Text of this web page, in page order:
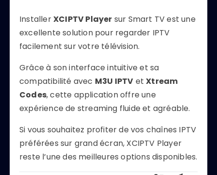
InstallerXCIPTV Player sur Smart TV est une
excellente solution pour regarder IPTV
facilement sur votre télévision.
Grâce à son interface intuitive et sa
compatibilité avec M3U IPTV etXtream
Codes, cette application offre une
expérience de streaming fluide et agréable.
Si vous souhaitez profiter de vos chaînes IPTV
préférées sur grand écran, XCIPTV Player
reste l’une des meilleures options disponibles.